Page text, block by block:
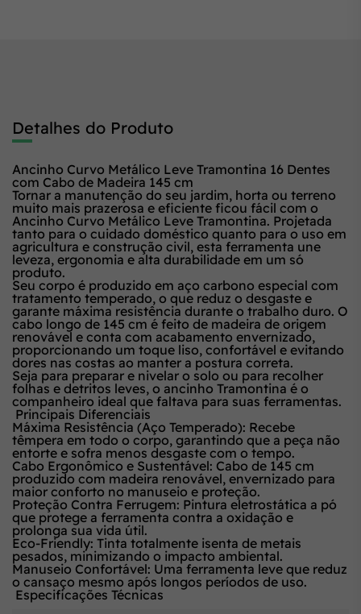
Detalhes do Produto
Ancinho Curvo Metálico Leve Tramontina 16 Dentes
com Cabo de Madeira 145 cm
Tornar a manutenção do seu jardim, horta ou terreno
muito mais prazerosa e eficiente ficou fácil com o
Ancinho Curvo Metálico Leve Tramontina. Projetada
tanto para o cuidado doméstico quanto para o uso em
agricultura e construção civil, esta ferramenta une
leveza, ergonomia e alta durabilidade em um só
produto.
Seu corpo é produzido em aço carbono especial com
tratamento temperado, o que reduz o desgaste e
garante máxima resistência durante o trabalho duro. O
cabo longo de 145 cm é feito de madeira de origem
renovável e conta com acabamento envernizado,
proporcionando um toque liso, confortável e evitando
dores nas costas ao manter a postura correta.
Seja para preparar e nivelar o solo ou para recolher
folhas e detritos leves, o ancinho Tramontina é o
companheiro ideal que faltava para suas ferramentas.
Principais Diferenciais
Máxima Resistência (Aço Temperado): Recebe
têmpera em todo o corpo, garantindo que a peça não
entorte e sofra menos desgaste com o tempo.
Cabo Ergonômico e Sustentável: Cabo de 145 cm
produzido com madeira renovável, envernizado para
maior conforto no manuseio e proteção.
Proteção Contra Ferrugem: Pintura eletrostática a pó
que protege a ferramenta contra a oxidação e
prolonga sua vida útil.
Eco-Friendly: Tinta totalmente isenta de metais
pesados, minimizando o impacto ambiental.
Manuseio Confortável: Uma ferramenta leve que reduz
o cansaço mesmo após longos períodos de uso.
Especificações Técnicas